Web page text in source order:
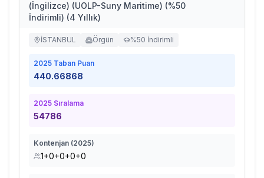
(İngilizce) (UOLP-Suny Maritime) (%50
İndirimli) (4 Yıllık)
İSTANBUL Örgün %50 İndirimli
2025 Taban Puan
440.66868
2025 Sıralama
54786
Kontenjan (2025)
1+0+0+0+0